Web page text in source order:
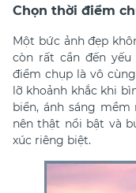
Chọn thời điểm
Một bức ảnh đẹp
còn rất cần đến
điểm chụp là vô
lỡ khoảnh khắc khi
biển, ánh sáng
nên thật nổi bật và
xúc riêng biệt.